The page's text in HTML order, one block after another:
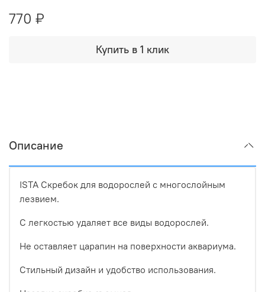
770 ₽
Купить в 1 клик
Описание
ISTA Скребок для водорослей с многослойным
лезвием.
С легкостью удаляет все виды водорослей.
Не оставляет царапин на поверхности аквариума.
Стильный дизайн и удобство использования.